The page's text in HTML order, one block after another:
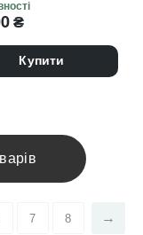
для
вій, рожеві
₴
Купити
7 8